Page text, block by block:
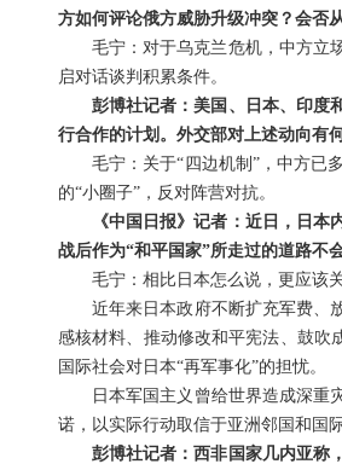
方如何评论俄方威胁升级冲突？会否
毛宁：对于乌克兰危机，中方立
启对话谈判积累条件。
彭博社记者：美国、日本、印度
行合作的计划。外交部对上述动向有
毛宁：关于“四边机制”，中方已
的“小圈子”，反对阵营对抗。
《中国日报》记者：近日，日
战后作为“和平国家”所走过的道路不
毛宁：相比日本怎么说，更应该
近年来日本政府不断扩充军费、
感核材料、推动修改和平宪法、鼓吹
国际社会对日本“再军事化”的担忧。
日本军国主义曾给世界造成深重
诺，以实际行动取信于亚洲邻国和国际
彭博社记者：西非国家几内亚称